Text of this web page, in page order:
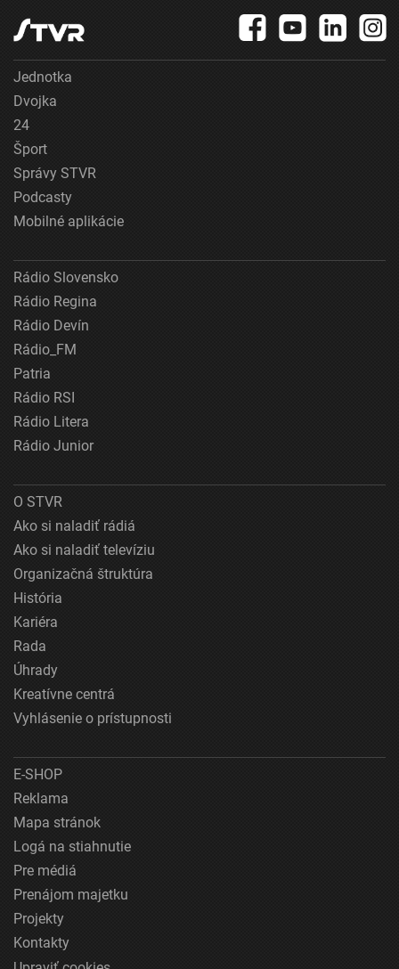
Jednotka
Dvojka
24
Šport
Správy STVR
Podcasty
Mobilné aplikácie
Rádio Slovensko
Rádio Regina
Rádio Devín
Rádio_FM
Patria
Rádio RSI
Rádio Litera
Rádio Junior
O STVR
Ako si naladiť rádiá
Ako si naladiť televíziu
Organizačná štruktúra
História
Kariéra
Rada
Úhrady
Kreatívne centrá
Vyhlásenie o prístupnosti
E-SHOP
Reklama
Mapa stránok
Logá na stiahnutie
Pre médiá
Prenájom majetku
Projekty
Kontakty